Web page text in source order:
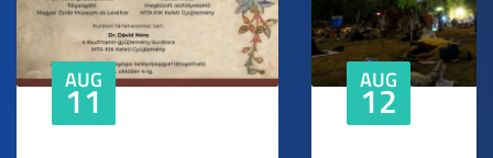
AUG
11 AUG
12